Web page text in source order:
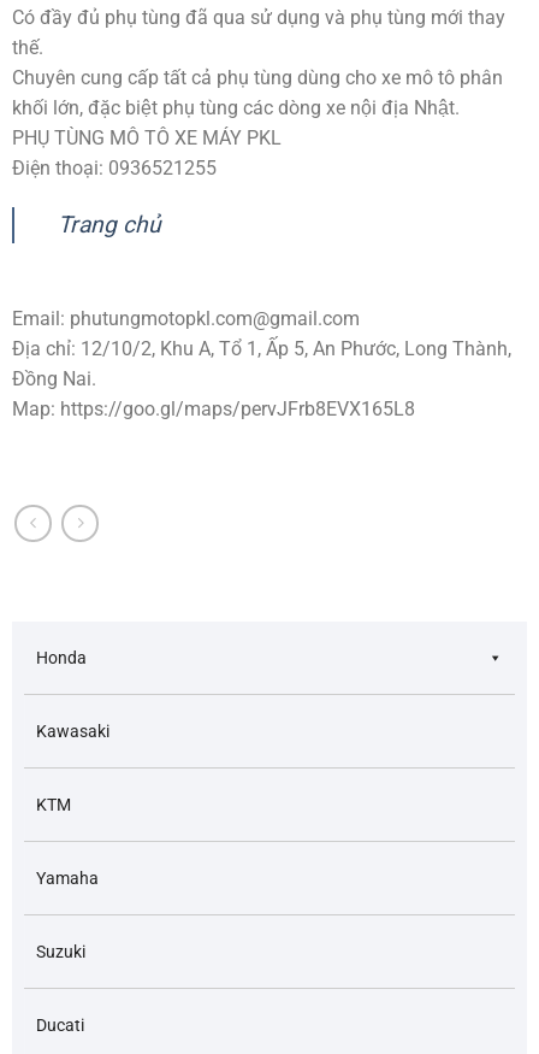
Có đầy đủ phụ tùng đã qua sử dụng và phụ tùng mới thay
thế.
Chuyên cung cấp tất cả phụ tùng dùng cho xe mô tô phân
khối lớn, đặc biệt phụ tùng các dòng xe nội địa Nhật.
PHỤ TÙNG MÔ TÔ XE MÁY PKL
Điện thoại: 0936521255
Trang chủ
Email: phutungmotopkl.com@gmail.com
Địa chỉ: 12/10/2, Khu A, Tổ 1, Ấp 5, An Phước, Long Thành,
Đồng Nai.
Map: https://goo.gl/maps/pervJFrb8EVX165L8
Honda
Kawasaki
KTM
Yamaha
Suzuki
Ducati